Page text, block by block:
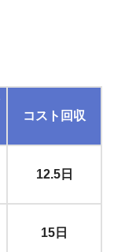
コスト回収
12.5日
15日